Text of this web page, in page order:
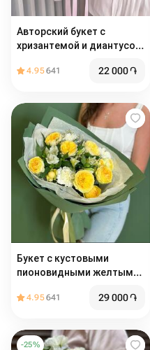
Авторский букет с
хризантемой и диантусом
4.95641 22 000֏
Букет с кустовыми
пионовидными желтыми
гвоздиками
4.95641 29 000֏
-25%